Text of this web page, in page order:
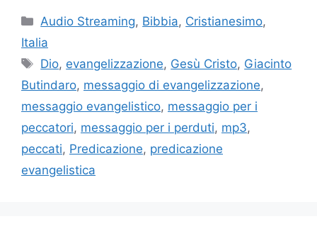
Categorie
Audio Streaming, Bibbia, Cristianesimo,
Italia
Tag
Dio, evangelizzazione, Gesù Cristo, Giacinto
Butindaro, messaggio di evangelizzazione,
messaggio evangelistico, messaggio per i
peccatori, messaggio per i perduti, mp3,
peccati, Predicazione, predicazione
evangelistica